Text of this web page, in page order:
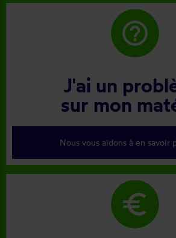
help_outline
J'ai un
sur mon
Nous vous aidons à en savoir
euro